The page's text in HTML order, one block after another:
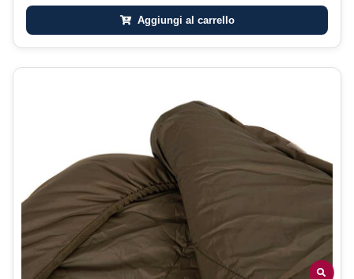
Aggiungi al carrello